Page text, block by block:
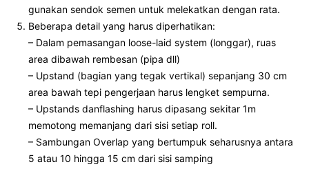
gunakan sendok semen untuk melekatkan dengan rata.
Beberapa detail yang harus diperhatikan:
– Dalam pemasangan loose-laid system (longgar), ruas
area dibawah rembesan (pipa dll)
– Upstand (bagian yang tegak vertikal) sepanjang 30 cm
area bawah tepi pengerjaan harus lengket sempurna.
– Upstands danflashing harus dipasang sekitar 1m
memotong memanjang dari sisi setiap roll.
– Sambungan Overlap yang bertumpuk seharusnya antara
5 atau 10 hingga 15 cm dari sisi samping